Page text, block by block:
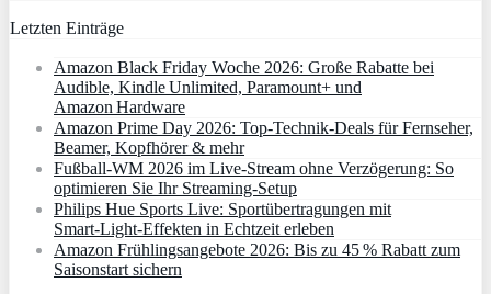
Letzten Einträge
Amazon Black Friday Woche 2026: Große Rabatte bei
Audible, Kindle Unlimited, Paramount+ und
Amazon Hardware
Amazon Prime Day 2026: Top-Technik-Deals für Fernseher,
Beamer, Kopfhörer & mehr
Fußball-WM 2026 im Live-Stream ohne Verzögerung: So
optimieren Sie Ihr Streaming-Setup
Philips Hue Sports Live: Sportübertragungen mit
Smart‑Light‑Effekten in Echtzeit erleben
Amazon Frühlingsangebote 2026: Bis zu 45 % Rabatt zum
Saisonstart sichern